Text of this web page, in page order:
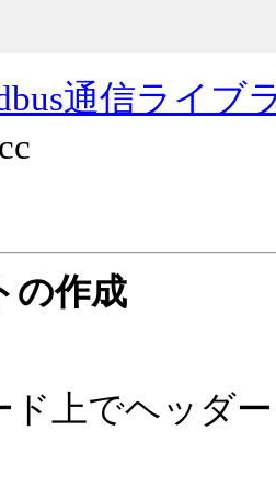
通信ライブ
の作成
ド上でヘッダ